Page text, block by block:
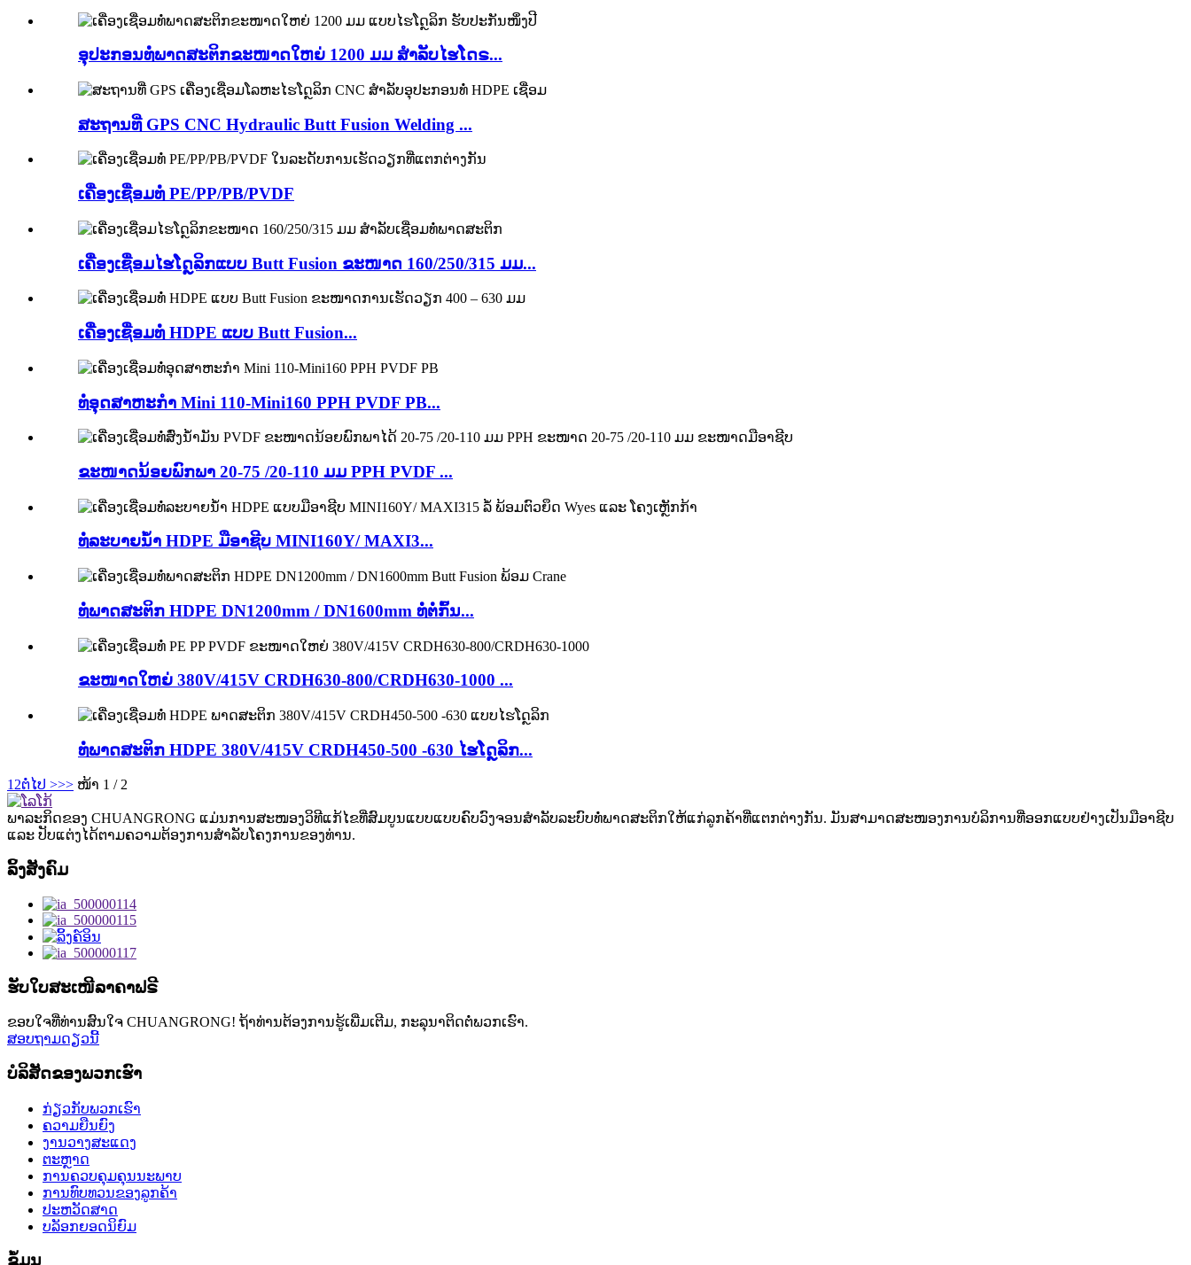
ອຸປະກອນທໍ່ພາດສະຕິກຂະໜາດໃຫຍ່ 1200 ມມ ສຳລັບໄຮໂດຣ...
ສະຖານທີ່ GPS CNC Hydraulic Butt Fusion Welding ...
ເຄື່ອງເຊື່ອມທໍ່ PE/PP/PB/PVDF
ເຄື່ອງເຊື່ອມໄຮໂດຼລິກແບບ Butt Fusion ຂະໜາດ 160/250/315 ມມ...
ເຄື່ອງເຊື່ອມທໍ່ HDPE ແບບ Butt Fusion...
ທໍ່ອຸດສາຫະກໍາ Mini 110-Mini160 PPH PVDF PB...
ຂະໜາດນ້ອຍພົກພາ 20-75 /20-110 ມມ PPH PVDF ...
ທໍ່ລະບາຍນ້ຳ HDPE ມືອາຊີບ MINI160Y/ MAXI3...
ທໍ່ພາດສະຕິກ HDPE DN1200mm / DN1600mm ທໍ່ຕໍ່ກົ້ນ...
ຂະໜາດໃຫຍ່ 380V/415V CRDH630-800/CRDH630-1000 ...
ທໍ່ພາດສະຕິກ HDPE 380V/415V CRDH450-500 -630 ໄຮໂດຼລິກ...
12ຕໍ່ໄປ >>> ໜ້າ 1 / 2
ພາລະກິດຂອງ CHUANGRONG ແມ່ນການສະໜອງວິທີແກ້ໄຂທີ່ສົມບູນແບບແບບຄົບວົງຈອນສຳລັບລະບົບທໍ່ພາດສະຕິກໃຫ້ແກ່ລູກຄ້າທີ່ແຕກຕ່າງກັນ. ມັນສາມາດສະໜອງການບໍລິການທີ່ອອກແບບຢ່າງເປັນມືອາຊີບ
ແລະ ປັບແຕ່ງໄດ້ຕາມຄວາມຕ້ອງການສຳລັບໂຄງການຂອງທ່ານ.
ລິ້ງສັງຄົມ
ຮັບໃບສະເໜີລາຄາຟຣີ
ຂອບໃຈທີ່ທ່ານສົນໃຈ CHUANGRONG! ຖ້າທ່ານຕ້ອງການຮູ້ເພີ່ມເຕີມ, ກະລຸນາຕິດຕໍ່ພວກເຮົາ.
ສອບຖາມດຽວນີ້
ບໍລິສັດຂອງພວກເຮົາ
ກ່ຽວກັບພວກເຮົາ
ຄວາມຍືນຍົງ
ງານວາງສະແດງ
ຕະຫຼາດ
ການຄວບຄຸມຄຸນນະພາບ
ການທົບທວນຂອງລູກຄ້າ
ປະຫວັດສາດ
ບລັອກຍອດນິຍົມ
ຂໍ້ມູນ